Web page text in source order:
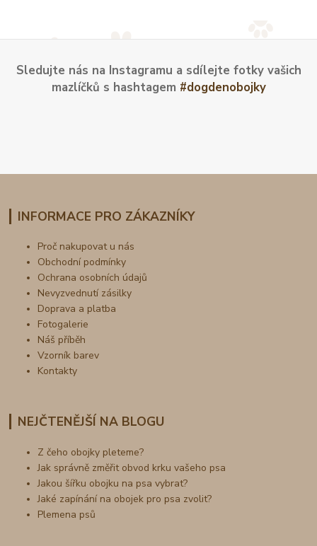
Sledujte nás na Instagramu a sdílejte fotky vašich
mazlíčků s hashtagem #dogdenobojky
INFORMACE PRO ZÁKAZNÍKY
Proč nakupovat u nás
Obchodní podmínky
Ochrana osobních údajů
Nevyzvednutí zásilky
Doprava a platba
Fotogalerie
Náš příběh
Vzorník barev
Kontakty
NEJČTENĚJŠÍ NA BLOGU
Z čeho obojky pleteme?
Jak správně změřit obvod krku vašeho psa
Jakou šířku obojku na psa vybrat?
Jaké zapínání na obojek pro psa zvolit?
Plemena psů